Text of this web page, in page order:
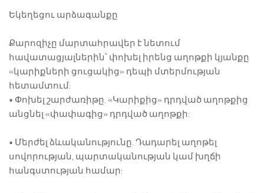
Եկեղեցու արձագանքը
Քարոզիչը մարտահրավեր է նետում
հավատացյալներին՝ փոխել իրենց աղոթքի կյանքը
«կարիքների ցուցակից» դեպի մտերմության
հետամտում:
• Փոխել շարժառիթը. «Կարիքից» դրդված աղոթքից
անցնել «փափագից» դրդված աղոթքի:
• Մերժել ձևականությունը. Դադարել աղոթել
սովորության, պարտականության կամ խղճի
հանգստության համար: